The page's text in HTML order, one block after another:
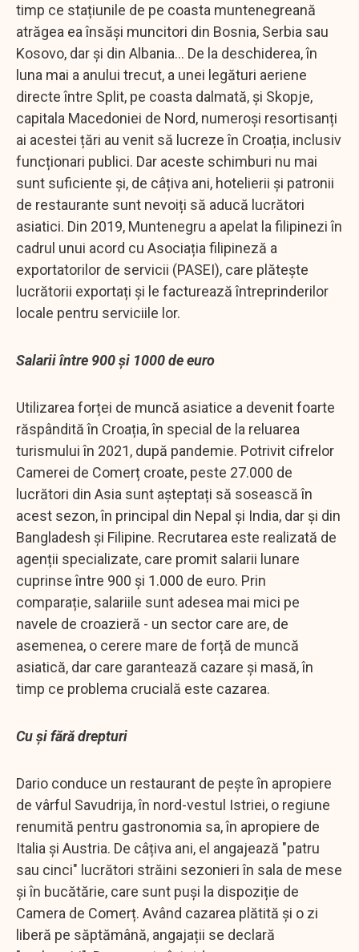
timp ce stațiunile de pe coasta muntenegreană
atrăgea ea însăși muncitori din Bosnia, Serbia sau
Kosovo, dar și din Albania... De la deschiderea, în
luna mai a anului trecut, a unei legături aeriene
directe între Split, pe coasta dalmată, și Skopje,
capitala Macedoniei de Nord, numeroși resortisanți
ai acestei țări au venit să lucreze în Croația, inclusiv
funcționari publici. Dar aceste schimburi nu mai
sunt suficiente și, de câțiva ani, hotelierii și patronii
de restaurante sunt nevoiți să aducă lucrători
asiatici. Din 2019, Muntenegru a apelat la filipinezi în
cadrul unui acord cu Asociația filipineză a
exportatorilor de servicii (PASEI), care plătește
lucrătorii exportați și le facturează întreprinderilor
locale pentru serviciile lor.
Salarii între 900 și 1000 de euro
Utilizarea forței de muncă asiatice a devenit foarte
răspândită în Croația, în special de la reluarea
turismului în 2021, după pandemie. Potrivit cifrelor
Camerei de Comerț croate, peste 27.000 de
lucrători din Asia sunt așteptați să sosească în
acest sezon, în principal din Nepal și India, dar și din
Bangladesh și Filipine. Recrutarea este realizată de
agenții specializate, care promit salarii lunare
cuprinse între 900 și 1.000 de euro. Prin
comparație, salariile sunt adesea mai mici pe
navele de croazieră - un sector care are, de
asemenea, o cerere mare de forță de muncă
asiatică, dar care garantează cazare și masă, în
timp ce problema crucială este cazarea.
Cu și fără drepturi
Dario conduce un restaurant de pește în apropiere
de vârful Savudrija, în nord-vestul Istriei, o regiune
renumită pentru gastronomia sa, în apropiere de
Italia și Austria. De câțiva ani, el angajează "patru
sau cinci" lucrători străini sezonieri în sala de mese
și în bucătărie, care sunt puși la dispoziție de
Camera de Comerț. Având cazarea plătită și o zi
liberă pe săptămână, angajații se declară